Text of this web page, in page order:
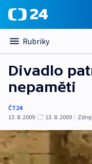
Rubriky
Divadlo
nepaměti
ČT24
13. 8. 2009
13. 8. 2009 | Zdroj: